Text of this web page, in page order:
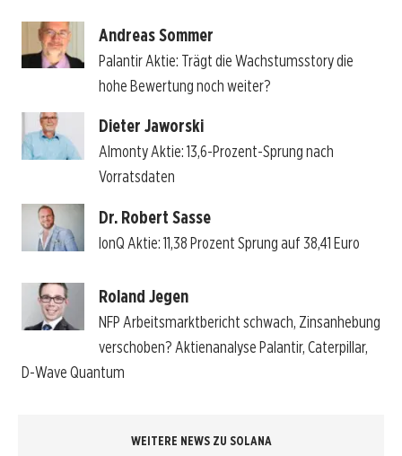
Andreas Sommer
Palantir Aktie: Trägt die Wachstumsstory die
hohe Bewertung noch weiter?
Dieter Jaworski
Almonty Aktie: 13,6-Prozent-Sprung nach
Vorratsdaten
Dr. Robert Sasse
IonQ Aktie: 11,38 Prozent Sprung auf 38,41 Euro
Roland Jegen
NFP Arbeitsmarktbericht schwach, Zinsanhebung
verschoben? Aktienanalyse Palantir, Caterpillar,
D-Wave Quantum
WEITERE NEWS ZU SOLANA